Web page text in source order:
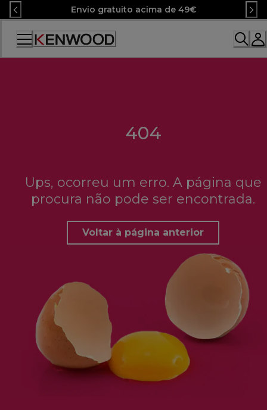
Skip
to
Content
Envio gratuito acima de 49€
404
Ups, ocorreu um erro. A página que
procura não pode ser encontrada.
Voltar à página anterior